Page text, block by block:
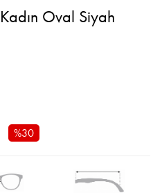
Oval Siyah
%30